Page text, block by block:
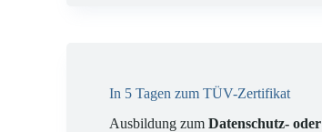
In 5 Tagen zum TÜV-Zertifikat
Ausbildung zumDatenschutz- oder